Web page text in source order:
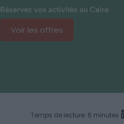
Réservez vos activités au Caire
Voir les offres
Temps de lecture: 6 minutes